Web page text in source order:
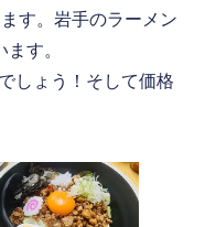
す。岩手のラーメン
す。
しょう！そして価格